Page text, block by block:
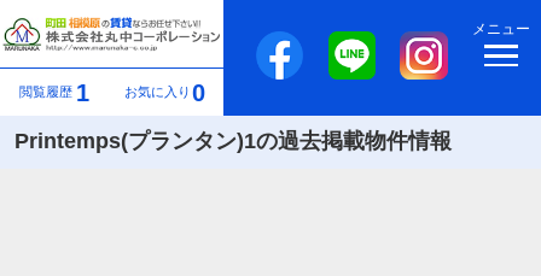
閲覧履歴 1 お気に入り 0
メニュー
Printemps(プランタン)1の過去掲載物件情報